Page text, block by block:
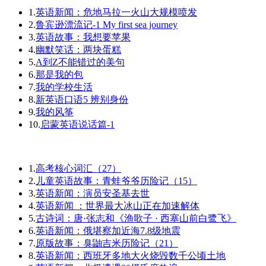
1.英语新闻：危地马拉一火山大规模喷发
2.鲁宾逊漂流记-1 My first sea journey
3.英语故事：我想要苹果
4.幽默笑话：两块蛋糕
5.A到Z不能错过的美句
6.那是我的包
7.我的学校生活
8.新英语口语5 辨别身份
9.我的风筝
10. 启蒙英语说话篇-1
1.高考核心词汇（27）
2. 儿童英语故事：青蛙爷爷历险记（15）
3.英语新闻：演员安圣基去世
4.英语新闻 ：世界最大冰山正在加速解体
5.古诗词：唐·张志和《渔歌子 · 西塞山前白鹭飞》
6.英语新闻：俄堪察加近海7.8级地震
7.原版故事：臭鼬吉米历险记（21）
8.英语新闻：西班牙多地大火烧毁数千公顷土地